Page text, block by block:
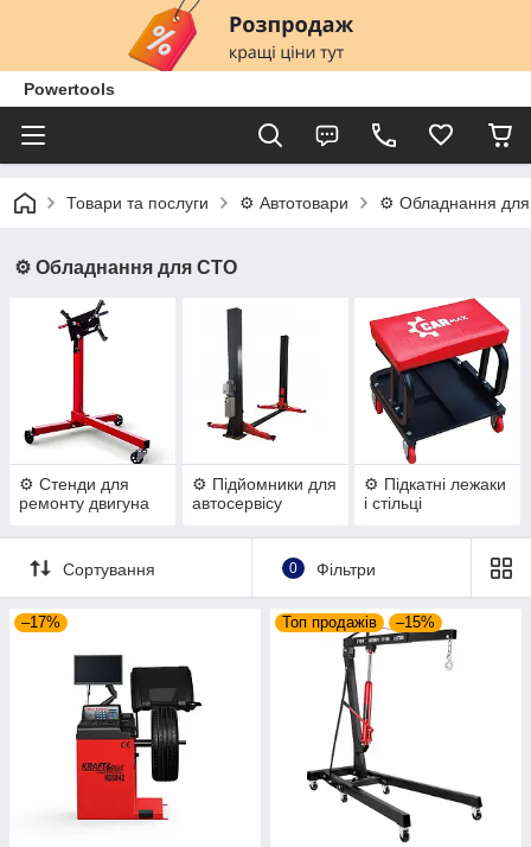
Powertools
Товари та послуги ⚙️ Автотовари ⚙️ Обладнання
⚙️ Обладнання для СТО
⚙️ Стенди для
ремонту двигуна
⚙️ Підйомники для
автосервісу
⚙️ Підкaтні лeжaки
і cтільці
Сортування 0 Фільтри
–17% Топ продажів –15%